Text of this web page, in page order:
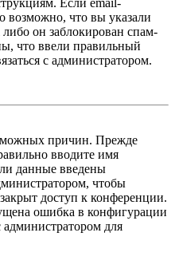
возможно, что вы указали
он заблокирован спам-
что ввели правильный
с администратором.
причин. Прежде
вводите имя
данные введены
чтобы
доступ к конференции.
ошибка в конфигурации
для